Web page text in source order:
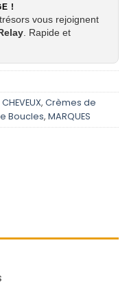
!
vous rejoignent
. Rapide et
CHEVEUX, Crèmes de
Boucles, MARQUES